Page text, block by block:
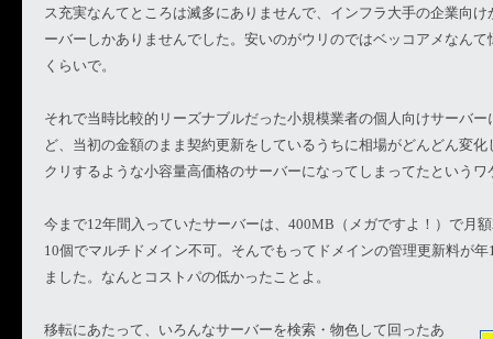
ス充実なんてところは滅多にありませんで、インフラ大手の企業向
ーバーしかありませんでした。安いのがウリのではベッコアメなん
くらいで。
それで当時比較的リーズナブルだった小規模業者の個人向けサーバー
ど、当初の金額のまま契約更新をしているうちに相場がどんどん変
クリするような小容量高価格のサーバーになってしまってたというワ
今まで12年間入っていたサーバーは、400MB（メガですよ！）で月
10個でマルチドメイン不可。そんでもってドメインの管理更新料が
ました。なんとコストパの低かったことよ。
移転にあたって、いろんなサーバーを検索・物色して回ったあ